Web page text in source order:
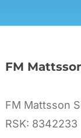
FM
FM Mattsson
RSK: 8342233